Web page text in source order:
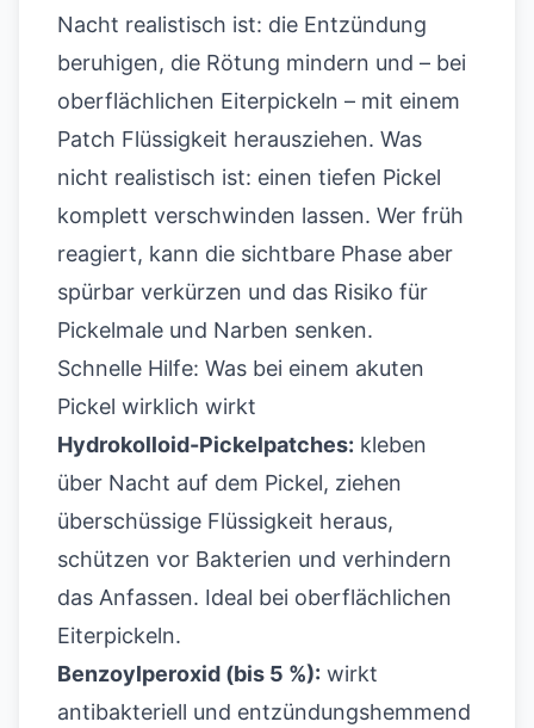
Nacht realistisch ist: die Entzündung
beruhigen, die Rötung mindern und – bei
oberflächlichen Eiterpickeln – mit einem
Patch Flüssigkeit herausziehen. Was
nicht realistisch ist: einen tiefen Pickel
komplett verschwinden lassen. Wer früh
reagiert, kann die sichtbare Phase aber
spürbar verkürzen und das Risiko für
Pickelmale und Narben senken.
Schnelle Hilfe: Was bei einem akuten
Pickel wirklich wirkt
Hydrokolloid-Pickelpatches: kleben
über Nacht auf dem Pickel, ziehen
überschüssige Flüssigkeit heraus,
schützen vor Bakterien und verhindern
das Anfassen. Ideal bei oberflächlichen
Eiterpickeln.
Benzoylperoxid (bis 5 %): wirkt
antibakteriell und entzündungshemmend